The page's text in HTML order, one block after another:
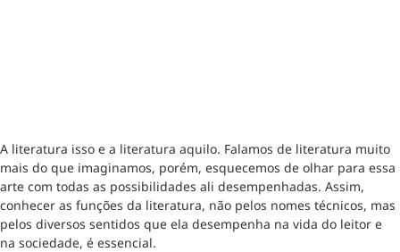
A literatura isso e a literatura aquilo. Falamos de literatura muito
mais do que imaginamos, porém, esquecemos de olhar para essa
arte com todas as possibilidades ali desempenhadas. Assim,
conhecer as funções da literatura, não pelos nomes técnicos, mas
pelos diversos sentidos que ela desempenha na vida do leitor e
na sociedade, é essencial.